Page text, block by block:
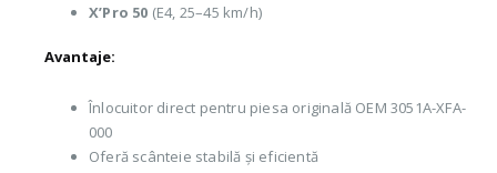
X’Pro 50 (E4, 25–45 km/h)
Avantaje:
Înlocuitor direct pentru piesa originală OEM 3051A-XFA-
000
Oferă scânteie stabilă și eficientă